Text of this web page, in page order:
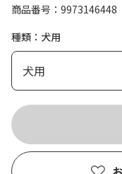
商品番号
9973146448
種類：犬用